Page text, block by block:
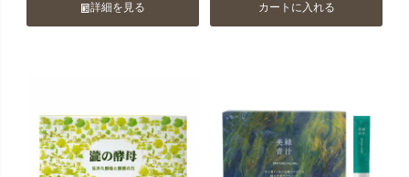
詳細を見る カートに入れる